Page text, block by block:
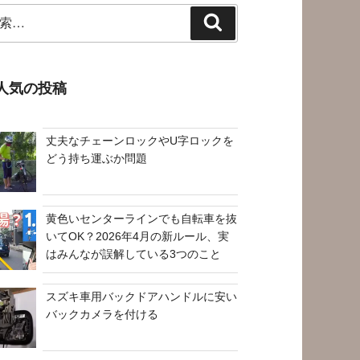
索
気の投稿
丈夫なチェーンロックやU字ロックを
どう持ち運ぶか問題
黄色いセンターラインでも自転車を抜
いてOK？2026年4月の新ルール、実
はみんなが誤解している3つのこと
スズキ車用バックドアハンドルに安い
バックカメラを付ける